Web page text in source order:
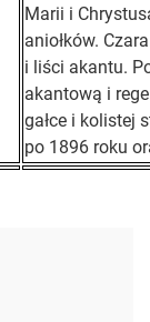
Marii i
aniołków.
i liści akantu.
akantową i
gałce i kolistej
po 1896 roku